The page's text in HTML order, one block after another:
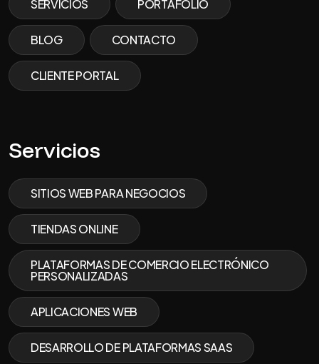
SERVICIOS PORTAFOLIO
BLOG CONTACTO
CLIENTE PORTAL
Servicios
SITIOS WEB PARA NEGOCIOS
TIENDAS ONLINE
PLATAFORMAS DE COMERCIO ELECTRÓNICO
PERSONALIZADAS
APLICACIONES WEB
DESARROLLO DE PLATAFORMAS SAAS